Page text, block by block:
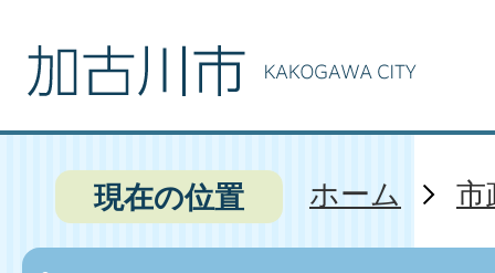
現在の位置 ホーム 市